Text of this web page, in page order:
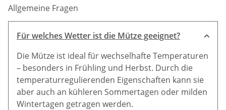
Allgemeine Fragen
Für welches Wetter ist die Mütze geeignet?
Die Mütze ist ideal für wechselhafte Temperaturen
– besonders in Frühling und Herbst. Durch die
temperaturregulierenden Eigenschaften kann sie
aber auch an kühleren Sommertagen oder milden
Wintertagen getragen werden.